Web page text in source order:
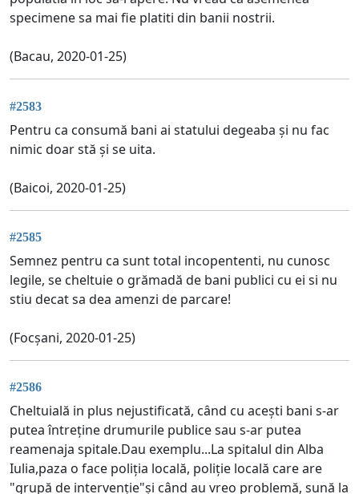
specimene sa mai fie platiti din banii nostrii.
(Bacau, 2020-01-25)
#2583
Pentru ca consumă bani ai statului degeaba și nu fac
nimic doar stă și se uita.
(Baicoi, 2020-01-25)
#2585
Semnez pentru ca sunt total incopententi, nu cunosc
legile, se cheltuie o grămadă de bani publici cu ei si nu
stiu decat sa dea amenzi de parcare!
(Focșani, 2020-01-25)
#2586
Cheltuială in plus nejustificată, când cu acești bani s-ar
putea întreține drumurile publice sau s-ar putea
reamenaja spitale.Dau exemplu...La spitalul din Alba
Iulia,paza o face poliția locală, poliție locală care are
"grupă de intervenție"și când au vreo problemă, sună la